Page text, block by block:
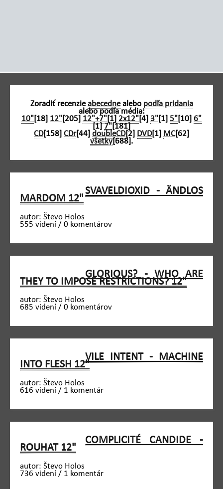
Zoradiť recenzieabecednealebo podľa pridania
alebo podľa média:
10" [18] 12" [205] 12"+7" [1] 2x12" [4] 3" [1] 5" [10] 6"
[1]7" [181]
CD[158] CDr[44] doubleCD[2] DVD[1] MC[62]
všetky[688].
SVAVELDIOXID - ÄNDLOS
MARDOM 12"
autor: Števo Holos
555 videní / 0 komentárov
GLORIOUS? - WHO ARE
THEY TO IMPOSE RESTRICTIONS? 12"
autor: Števo Holos
685 videní / 0 komentárov
VILE INTENT - MACHINE
INTO FLESH 12"
autor: Števo Holos
616 videní / 1 komentár
COMPLICITÉ CANDIDE -
ROUHAT 12"
autor: Števo Holos
736 videní / 1 komentár